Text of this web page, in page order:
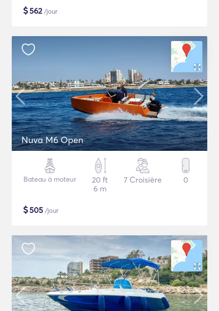
$562/jour
Nuva M6 Open
Bateau à moteur
20 ft
6 m
7 Croisière 0
$505 /jour